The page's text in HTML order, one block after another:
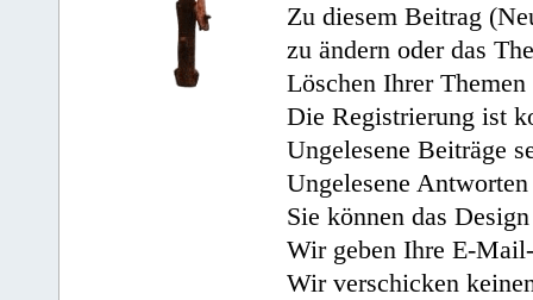
Zu diesem Beitrag
zu ändern oder das
Löschen Ihrer
Die Registrierung ist
Ungelesene Beiträge
Ungelesene
Sie können das
Wir geben Ihre E-
Wir verschicken